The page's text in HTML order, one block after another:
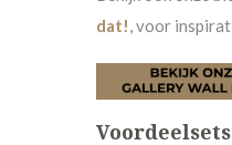
dat!, voor